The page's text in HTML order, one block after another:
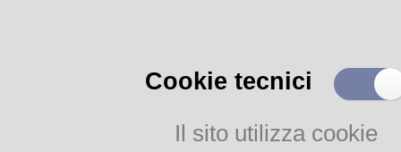
Cookie tecnici
Il sito utilizza cookie